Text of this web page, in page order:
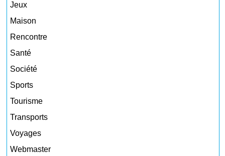
Jeux
Maison
Rencontre
Santé
Société
Sports
Tourisme
Transports
Voyages
Webmaster